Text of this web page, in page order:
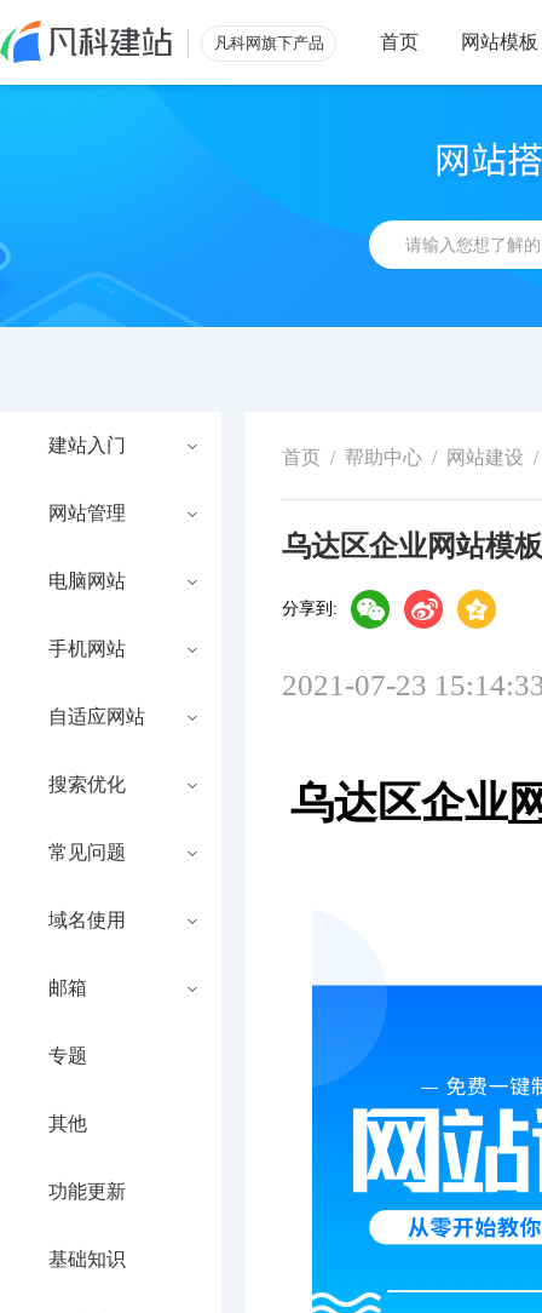
凡科网旗下产品 首页 网站模板
建站入门
网站管理
电脑网站
手机网站
自适应网站
搜索优化
常见问题
域名使用
邮箱
专题
其他
功能更新
基础知识
首页 / 帮助中心 / 网站建设 /
乌达区企业网站模
分享到:
2021-07-23
乌达区企业